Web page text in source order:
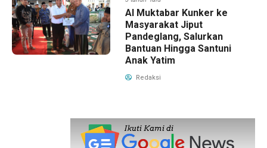
Al Muktabar Kunker ke
Masyarakat Jiput
Pandeglang, Salurkan
Bantuan Hingga Santuni
Anak Yatim
Redaksi